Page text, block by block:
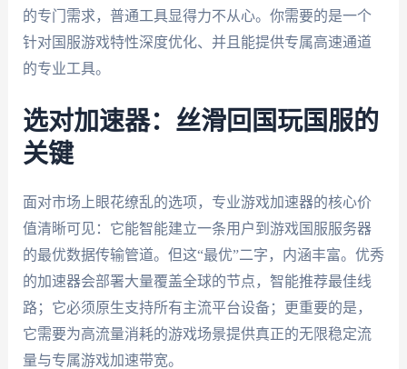
的专门需求，普通工具显得力不从心。你需要的是一个
针对国服游戏特性深度优化、并且能提供专属高速通道
的专业工具。
选对加速器：丝滑回国玩国服的
关键
面对市场上眼花缭乱的选项，专业游戏加速器的核心价
值清晰可见：它能智能建立一条用户到游戏国服服务器
的最优数据传输管道。但这“最优”二字，内涵丰富。优秀
的加速器会部署大量覆盖全球的节点，智能推荐最佳线
路；它必须原生支持所有主流平台设备；更重要的是，
它需要为高流量消耗的游戏场景提供真正的无限稳定流
量与专属游戏加速带宽。